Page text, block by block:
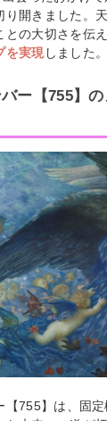
り開きました。
との大切さを伝
を実現 しました。
ー【755】
【755】は、固